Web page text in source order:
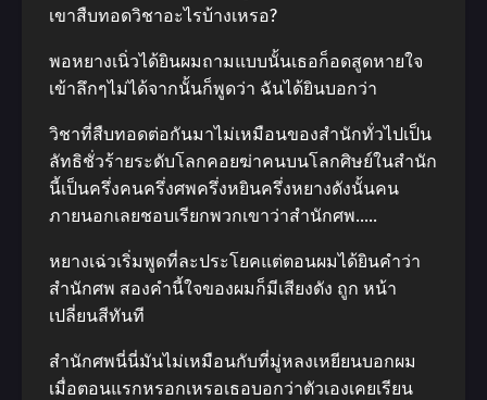
เขาสืบทอดวิชาอะไรบ้างเหรอ?
พอหยางเนิ่วได้ยินผมถามแบบนั้นเธอก็อดสูดหายใจ
เข้าลึกๆไม่ได้จากนั้นก็พูดว่า ฉันได้ยินบอกว่า
วิชาที่สืบทอดต่อกันมาไม่เหมือนของสำนักทั่วไปเป็น
ลัทธิชั่วร้ายระดับโลกคอยฆ่าคนบนโลกศิษย์ในสำนัก
นี้เป็นครึ่งคนครึ่งศพครึ่งหยินครึ่งหยางดังนั้นคน
ภายนอกเลยชอบเรียกพวกเขาว่าสำนักศพ…..
หยางเฉ่วเริ่มพูดที่ละประโยคแต่ตอนผมได้ยินคำว่า
สำนักศพ สองคำนี้ใจของผมก็มีเสียงดัง ถูก หน้า
เปลี่ยนสีทันที
สำนักศพนี่นี่มันไม่เหมือนกับที่มู่หลงเหยียนบอกผม
เมื่อตอนแรกหรอกเหรอเธอบอกว่าตัวเองเคยเรียน